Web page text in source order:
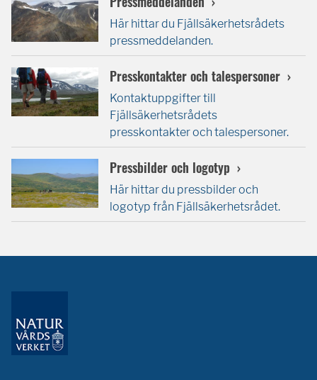
Här hittar du Fjällsäkerhetsrådets
pressmeddelanden.
Presskontakter och talespersoner
Kontaktuppgifter till
Fjällsäkerhetsrådets
presskontakter och talespersoner.
Pressbilder och logotyp
Här hittar du pressbilder och
logotyp från Fjällsäkerhetsrådet.